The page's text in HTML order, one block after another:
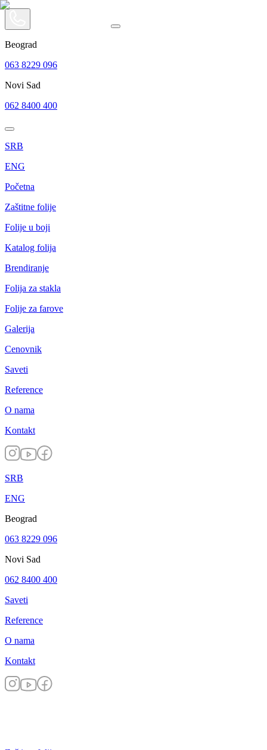
Beograd
063 8229 096
Novi Sad
062 8400 400
SRB
ENG
Početna
Zaštitne folije
Folije u boji
Katalog folija
Brendiranje
Folija za stakla
Folije za farove
Galerija
Cenovnik
Saveti
Reference
O nama
Kontakt
SRB
ENG
Beograd
063 8229 096
Novi Sad
062 8400 400
Saveti
Reference
O nama
Kontakt